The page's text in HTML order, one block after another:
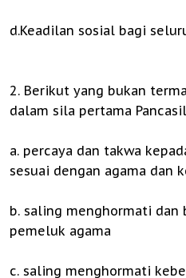
d.Keadilan sosial bagi
2. Berikut yang bukan
dalam sila pertama
a. percaya dan takwa
sesuai dengan agama dan
b. saling menghormati dan
pemeluk agama
c. saling menghormati